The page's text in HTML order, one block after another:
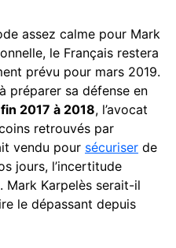
assez calme pour Mark
le Français restera
prévu pour mars 2019.
préparer sa défense en
2017 à 2018, l’avocat
retrouvés par
vendu pour sécuriser de
jours, l’incertitude
Mark Karpelès serait-il
le dépassant depuis